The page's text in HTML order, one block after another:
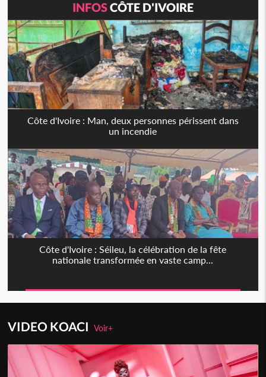
INFOSCÔTE D'IVOIRE
Côte d'Ivoire : Man, deux personnes périssent dans
un incendie
Côte d'Ivoire : Séileu, la célébration de la fête
nationale transformée en vaste camp...
VIDEO KOACIVoir+